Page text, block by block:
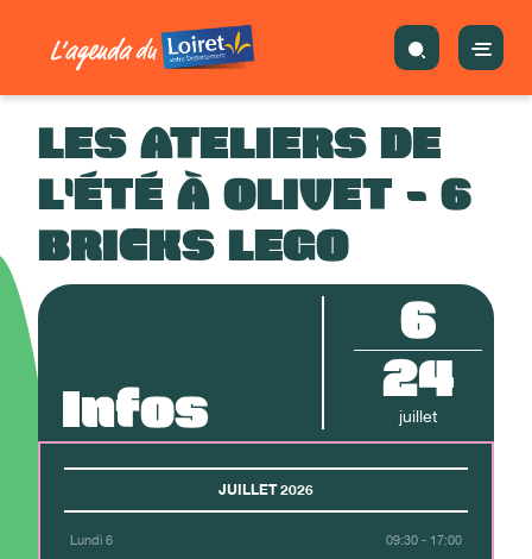
LES ATELIERS DE
L'ÉTÉ À OLIVET - 6
BRICKS LEGO
Infos
6
24
juillet
JUILLET 2026
Lundi 6 09:30 - 17:00